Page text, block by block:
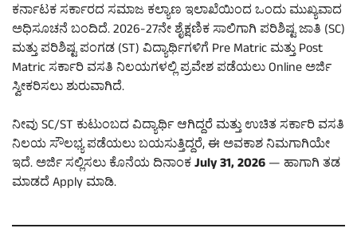
ಕರ್ನಾಟಕ ಸರ್ಕಾರದ ಸಮಾಜ ಕಲ್ಯಾಣ ಇಲಾಖೆಯಿಂದ ಒಂದು ಮುಖ್ಯವಾದ
ಅಧಿಸೂಚನೆ ಬಂದಿದೆ. 2026-27ನೇ ಶೈಕ್ಷಣಿಕ ಸಾಲಿಗಾಗಿ ಪರಿಶಿಷ್ಟ ಜಾತಿ (SC)
ಮತ್ತು ಪರಿಶಿಷ್ಟ ಪಂಗಡ (ST) ವಿದ್ಯಾರ್ಥಿಗಳಿಗೆ Pre Matric ಮತ್ತು Post
Matric ಸರ್ಕಾರಿ ವಸತಿ ನಿಲಯಗಳಲ್ಲಿ ಪ್ರವೇಶ ಪಡೆಯಲು Online ಅರ್ಜಿ
ಸ್ವೀಕರಿಸಲು ಶುರುವಾಗಿದೆ.
ನೀವು SC/ST ಕುಟುಂಬದ ವಿದ್ಯಾರ್ಥಿ ಆಗಿದ್ದರೆ ಮತ್ತು ಉಚಿತ ಸರ್ಕಾರಿ ವಸತಿ
ನಿಲಯ ಸೌಲಭ್ಯ ಪಡೆಯಲು ಬಯಸುತ್ತಿದ್ದರೆ, ಈ ಅವಕಾಶ ನಿಮಗಾಗಿಯೇ
ಇದೆ. ಅರ್ಜಿ ಸಲ್ಲಿಸಲು ಕೊನೆಯ ದಿನಾಂಕJuly 31, 2026— ಹಾಗಾಗಿ ತಡ
ಮಾಡದೆ Apply ಮಾಡಿ.